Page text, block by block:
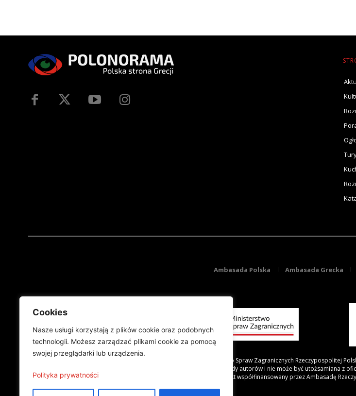
Cookies
Nasze usługi korzystają z plików cookie oraz podobnych
technologii. Możesz zarządzać plikami cookie za pomocą
swojej przeglądarki lub urządzenia.
Polityka prywatności
Ambasada Polska Ambasada Grecka
Projekt finansowany przez Ministerstwo Spraw Zagranicznych Rzeczypospolitej
Publikacja wyraża jedynie poglądy autorów i nie może być utożsamiana z
Projekt współfinansowany przez Ambasadę